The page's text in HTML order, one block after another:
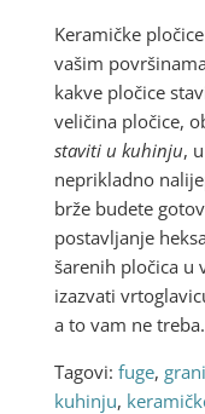
Keramičke
vašim
kakve pločice
veličina pločice,
staviti u kuhinju,
neprikladno
brže budete
postavljanje
šarenih pločica u
izazvati
a to vam ne treba.
Tagovi: fuge,
kuhinju,